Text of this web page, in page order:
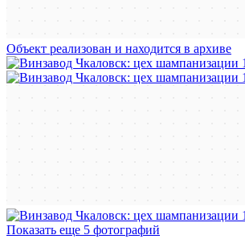
Объект реализован и находится в архиве
Показать еще 5 фотографий